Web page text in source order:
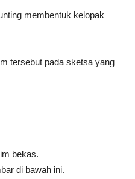
membentuk kelopak
tersebut pada sketsa yang
bekas.
di bawah ini.